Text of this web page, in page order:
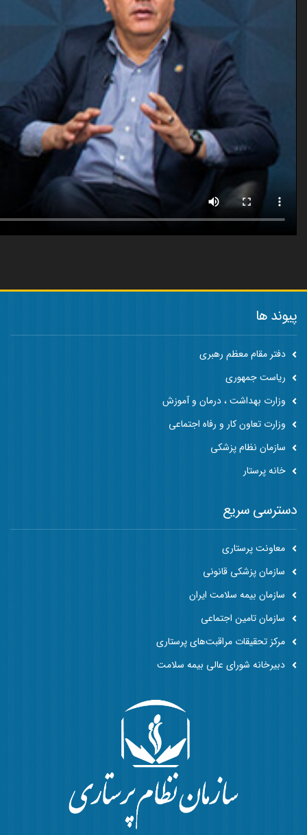
پیوند ها
دفتر مقام معظم رهبری
ریاست جمهوری
وزارت بهداشت ، درمان و آموزش
وزارت تعاون کار و رفاه اجتماعی
سازمان نظام پزشکی
خانه پرستار
دسترسی سریع
معاونت پرستاری
سازمان پزشکی قانونی
سازمان بیمه سلامت ایران
سازمان تامین اجتماعی
مرکز تحقیقات مراقبت‌های پرستاری
دبیرخانه شورای عالی بیمه سلامت